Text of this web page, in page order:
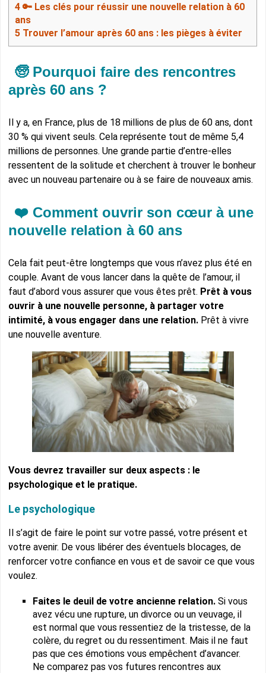
4 🔑 Les clés pour réussir une nouvelle relation à 60
ans
5 Trouver l’amour après 60 ans : les pièges à éviter
🧓 Pourquoi faire des rencontres
après 60 ans ?
Il y a, en France, plus de 18 millions de plus de 60 ans, dont
30 % qui vivent seuls. Cela représente tout de même 5,4
millions de personnes. Une grande partie d’entre-elles
ressentent de la solitude et cherchent à trouver le bonheur
avec un nouveau partenaire ou à se faire de nouveaux amis.
❤️ Comment ouvrir son cœur à une
nouvelle relation à 60 ans
Cela fait peut-être longtemps que vous n’avez plus été en
couple. Avant de vous lancer dans la quête de l’amour, il
faut d’abord vous assurer que vous êtes prêt. Prêt à vous
ouvrir à une nouvelle personne, à partager votre
intimité, à vous engager dans une relation. Prêt à vivre
une nouvelle aventure.
Vous devrez travailler sur deux aspects : le
psychologique et le pratique.
Le psychologique
Il s’agit de faire le point sur votre passé, votre présent et
votre avenir. De vous libérer des éventuels blocages, de
renforcer votre confiance en vous et de savoir ce que vous
voulez.
Faites le deuil de votre ancienne relation.Si vous
avez vécu une rupture, un divorce ou un veuvage, il
est normal que vous ressentiez de la tristesse, de la
colère, du regret ou du ressentiment. Mais il ne faut
pas que ces émotions vous empêchent d’avancer.
Ne comparez pas vos futures rencontres aux